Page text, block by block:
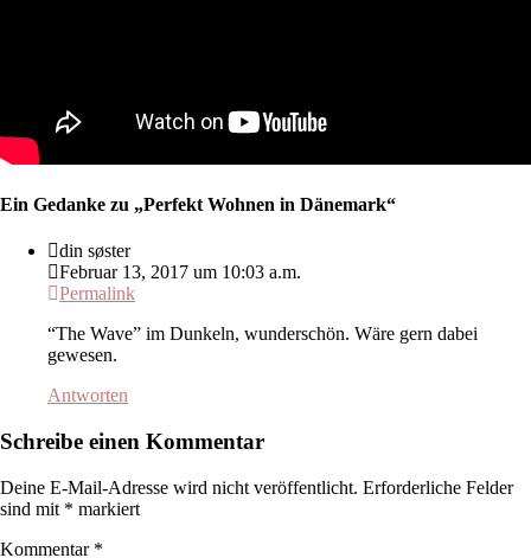
Ein Gedanke zu „Perfekt Wohnen in Dänemark“
din søster
Februar 13, 2017 um 10:03 a.m.
Permalink
“The Wave” im Dunkeln, wunderschön. Wäre gern dabei
gewesen.
Antworten
Schreibe einen Kommentar
Deine E-Mail-Adresse wird nicht veröffentlicht. Erforderliche Felder
sind mit * markiert
Kommentar *